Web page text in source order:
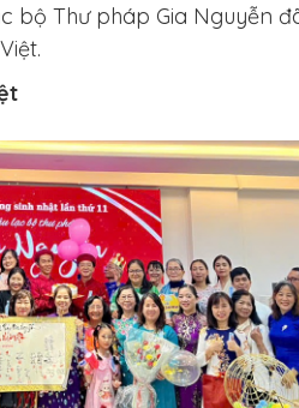
bộ Thư pháp Gia Nguyễn